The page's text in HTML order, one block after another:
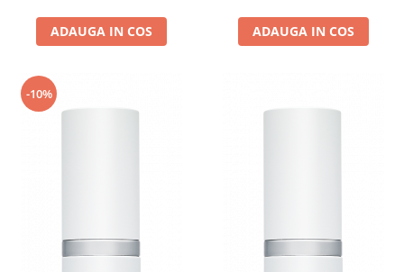
ADAUGA IN COS ADAUGA IN COS
-10%